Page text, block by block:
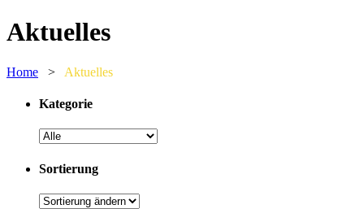
Aktuelles
Home > Aktuelles
Kategorie
Sortierung